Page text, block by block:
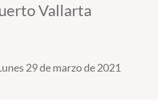
Vallarta
29 de marzo de 2021